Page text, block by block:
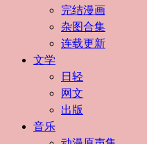
完结漫画
杂图合集
连载更新
文学
日轻
网文
出版
音乐